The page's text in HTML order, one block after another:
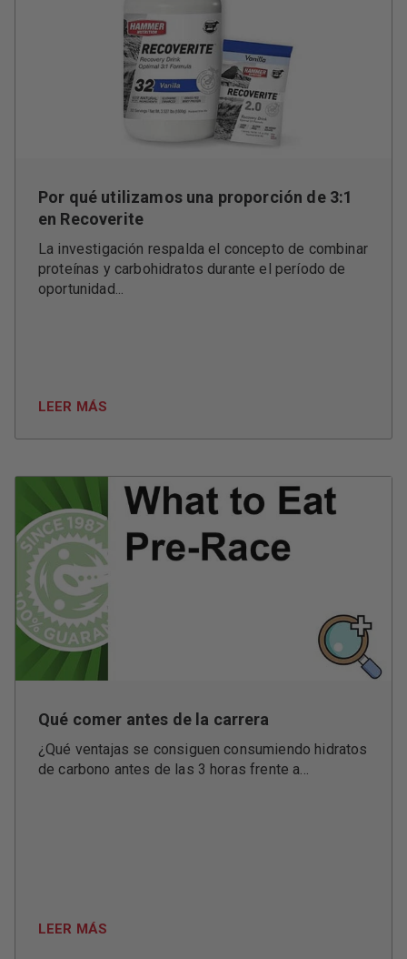
Por qué utilizamos una proporción de 3:1
en Recoverite
La investigación respalda el concepto de combinar
proteínas y carbohidratos durante el período de
oportunidad...
LEER MÁS
Qué comer antes de la carrera
¿Qué ventajas se consiguen consumiendo hidratos
de carbono antes de las 3 horas frente a...
LEER MÁS